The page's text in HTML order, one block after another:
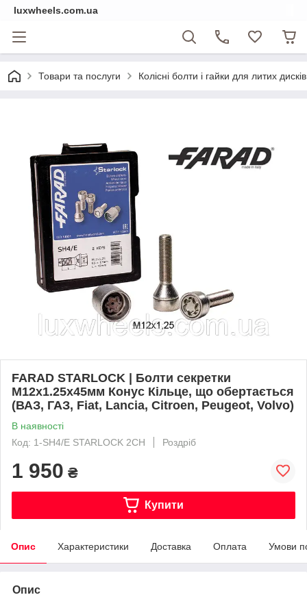
luxwheels.com.ua
Товари та послуги Колісні болти і гайки для литих
FARAD STARLOCK | Болти секретки
М12x1.25x45мм Конус Кільце, що обертається
(ВАЗ, ГАЗ, Fiat, Lancia, Citroen, Peugeot, Volvo)
В наявності
Код: 1-SH4/E STARLOCK 2CH
Роздріб
1 950 ₴
Купити
Опис Характеристики Доставка Оплата Умови
Опис